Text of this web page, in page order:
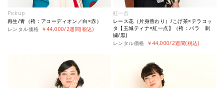
Pickup
再生/青（袴：アコーディオン／白×赤）
レンタル価格 ￥44,000/2週間(税込)
紅一点
レース花（片身替わり）/こげ茶×テラコッ
タ【玉城ティナ×紅一点】（袴：バラ 刺
繍/黒)
レンタル価格 ￥44,000/2週間(税込)